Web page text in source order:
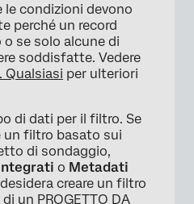
le condizioni devono
perché un record
se solo alcune di
soddisfatte. Vedere
per ulteriori
di dati per il filtro. Se
un filtro basato sui
di sondaggio,
o Metadati
desidera creare un filtro
un PROGETTO DA